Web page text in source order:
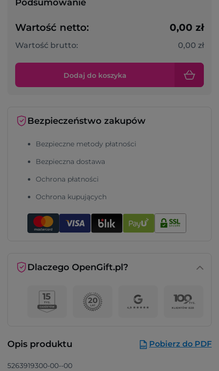
Podsumowanie
Wartość netto: 0,00 zł
Wartość brutto: 0,00 zł
Dodaj do koszyka
Bezpieczeństwo zakupów
Bezpieczne metody płatności
Bezpieczna dostawa
Ochrona płatności
Ochrona kupujących
Dlaczego OpenGift.pl?
Opis produktu Pobierz do PDF
5263919300-00--00